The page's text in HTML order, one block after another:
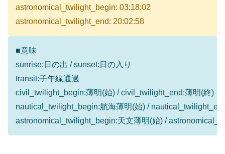
astronomical_twilight_begin: 03:18:02
astronomical_twilight_end: 20:02:58
■意味
sunrise:日の出 / sunset:日の入り
transit:子午線通過
civil_twilight_begin:薄明(始) / civil_twilight_end:薄明(終)
nautical_twilight_begin:航海薄明(始) /
astronomical_twilight_begin:天文薄明(始) /